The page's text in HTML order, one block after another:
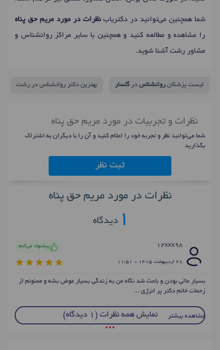
شما همچنین می‌توانید در دکتریابنظرات در مورد مریم حق پناه
را مشاهده و مطالعه کنید و همچنین با سایر مراکز روانشناس و
مشاور رشت آشنا شوید.
لیست پزشکان روانشناس در گلسار بهترین دکتر روانشناس در رشت
نظرات و تجربیات در مورد مریم حق پناه
شما می‌توانید نظر و تجربه خود را اعلام کنید و آن را با دیگران به اشتراک
بگذارید
ثبت نظر
نظرات در مورد مریم حق پناه
1دیدگاه
12xxx98 پیشنهاد می‌کنم
28 ارديبهشت 1405 - 11:51
بسیار عالی بودن و باعث شد نگاه من به زندگی بسیار عوض بشه و ممنونم از
زحمات خانم دکتر پر انرژی ...
مشاهده بیشتر نمایش همه نظرات (1 دیدگاه)
• • •